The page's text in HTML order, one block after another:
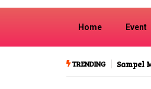
Home Event
TRENDING
Sampel Makanan